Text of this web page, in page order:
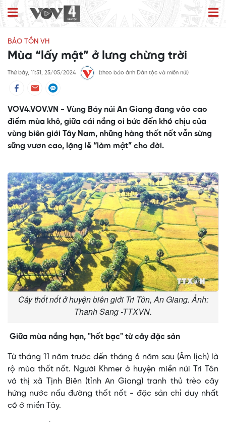
BẢO TỒN VH
Mùa “lấy mật” ở lưng chừng trời
Thứ bảy, 11:51, 25/05/2024 (theo báo ảnh Dân tộc và miền núi)
VOV4.VOV.VN - Vùng Bảy núi An Giang đang vào cao
điểm mùa khô, giữa cái nắng oi bức đến khó chịu của
vùng biên giới Tây Nam, những hàng thốt nốt vẫn sừng
sững vươn cao, lặng lẽ “làm mật” cho đời.
Cây thốt nốt ở huyện biên giới Tri Tôn, An Giang. Ảnh:
Thanh Sang -TTXVN.
Giữa mùa nắng hạn, "hốt bạc" từ cây đặc sản
Từ tháng 11 năm trước đến tháng 6 năm sau (Âm lịch) là
rộ mùa thốt nốt. Người Khmer ở huyện miền núi Tri Tôn
và thị xã Tịnh Biên (tỉnh An Giang) tranh thủ trèo cây
hứng nước nấu đường thốt nốt - đặc sản chỉ duy nhất
có ở miền Tây.